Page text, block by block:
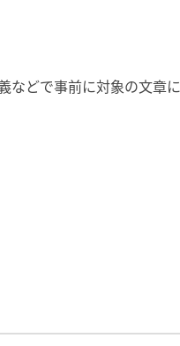
などで事前に対象の文章